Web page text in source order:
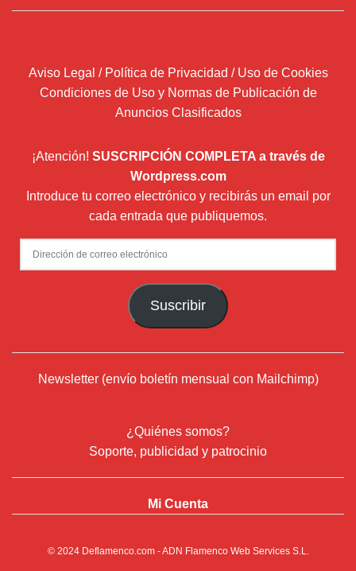
Aviso Legal / Política de Privacidad / Uso de Cookies
Condiciones de Uso y Normas de Publicación de
Anuncios Clasificados
¡Atención! SUSCRIPCIÓN COMPLETA a través de
Wordpress.com
Introduce tu correo electrónico y recibirás un email por
cada entrada que publiquemos.
Dirección
de
Suscribir
Newsletter (envío boletín mensual con Mailchimp)
¿Quiénes somos?
Soporte, publicidad y patrocinio
Mi Cuenta
© 2024 Deflamenco.com- ADN Flamenco Web Services S.L.